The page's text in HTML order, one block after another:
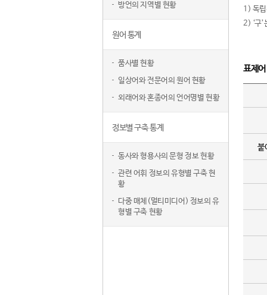
방언의 지역별 현황
원어 통계
품사별 현황
일상어와 전문어의 원어 현황
외래어와 혼종어의 언어명별 현황
정보별 구축 통계
동사와 형용사의 문형 정보 현황
관련 어휘 정보의 유형별 구축 현
황
다중 매체(멀티미디어) 정보의 유
형별 구축 현황
1) 독립
2) ‘구
표제
붙